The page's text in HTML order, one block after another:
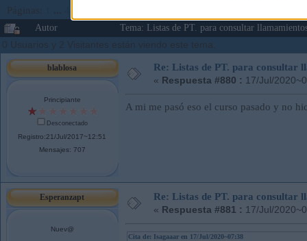
Páginas: ...
Autor
Tema: Listas de PT. para consultar
0 Usuarios y 2 Visitantes están viendo este tema.
blablosa
Principiante
Desconectado
Registro:21/Jul/2017~12:51
Mensajes: 707
Re: Listas de PT. para consultar
« Respuesta #880 : 17/Jul/
A mi me pasó eso el curso pasado y no
Esperanzapt
Nuev@
Re: Listas de PT. para consultar
« Respuesta #881 : 17/Jul/
Cita de: Isagaaar en 17/Jul/2020~07:38